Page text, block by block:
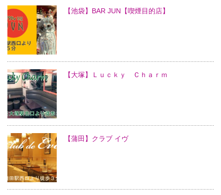
【池袋】BAR JUN【喫煙目的店】
【大塚】Ｌｕｃｋｙ Ｃｈａｒｍ
【蒲田】クラブ イヴ